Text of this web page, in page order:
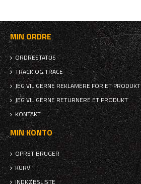
MIN ORDRE
ORDRESTATUS
TRACK OG TRACE
JEG VIL GERNE REKLAMERE FOR ET PRODUKT
JEG VIL GERNE RETURNERE ET PRODUKT
KONTAKT
MIN KONTO
OPRET BRUGER
KURV
INDKØBSLISTE